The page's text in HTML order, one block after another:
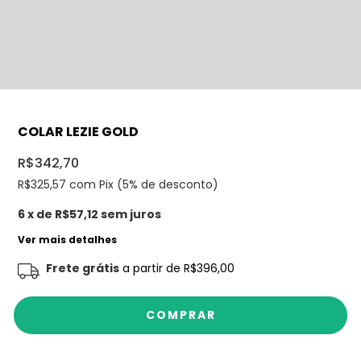
COLAR LEZIE GOLD
R$342,70
R$325,57 com Pix (5% de desconto)
6x de R$57,12 sem juros
Ver mais detalhes
Frete grátis a partir de R$396,00